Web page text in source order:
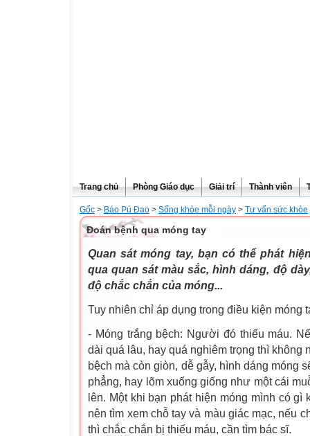
Trang chủ Phòng Giáo dục Giải trí Thành viên
Gốc > Báo Pú Đao > Sống khỏe mỗi ngày > Tư vấn sức khỏe
Đoán bệnh qua móng tay
Quan sát móng tay, bạn có thể phát
qua quan sát màu sắc, hình dáng, độ
độ chắc chắn của móng...
Tuy nhiên chỉ áp dụng trong điều kiện móng
- Móng trắng bệch: Người đó thiếu máu.
dài quá lâu, hay quá nghiêm trọng thì không
bệch mà còn giòn, dễ gẫy, hình dáng móng
phẳng, hay lõm xuống giống như một cái
lên. Một khi bạn phát hiện móng mình có gì
nên tìm xem chỗ tay và màu giác mạc, nếu
thì chắc chắn bị thiếu máu, cần tìm bác sĩ.